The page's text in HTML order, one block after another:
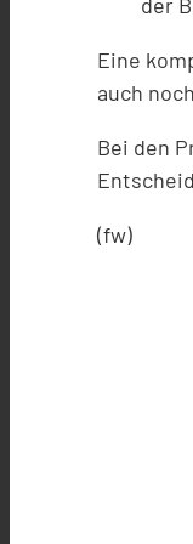
Eine
auch
Bei den
(fw)